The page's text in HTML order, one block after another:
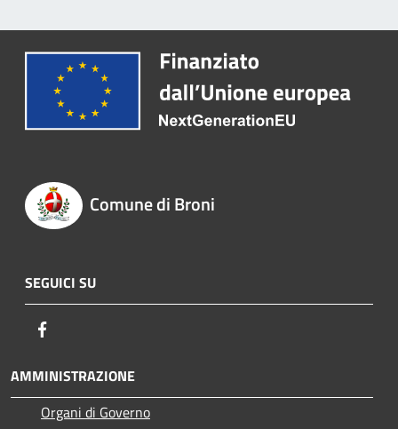
Comune di Broni
SEGUICI SU
AMMINISTRAZIONE
Organi di Governo